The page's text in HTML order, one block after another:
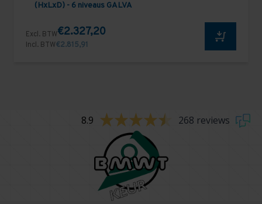
(HxLxD) - 6 niveaus GALVA
Excl. BTW€2.327,20
Incl. BTW€2.815,91
8.9 268 reviews